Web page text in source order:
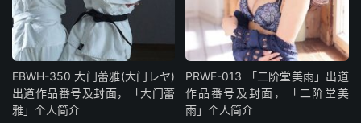
EBWH-350 大门蕾雅(大门レヤ)
出道作品番号及封面，「大门蕾
雅」个人简介
PRWF-013 「二阶堂美雨」出道
作品番号及封面，「二阶堂美
雨」个人简介